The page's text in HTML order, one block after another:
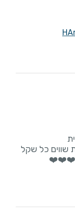
שווים כל שקל
!!❤️❤️❤️